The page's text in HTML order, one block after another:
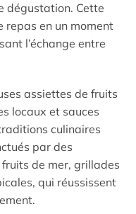
dégustation. Cette
repas en un moment
l’échange entre
assiettes de fruits
locaux et sauces
culinaires
par des
de mer, grillades
qui réussissent